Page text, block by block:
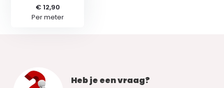
€ 12,90
Per meter
Heb je een vraag?